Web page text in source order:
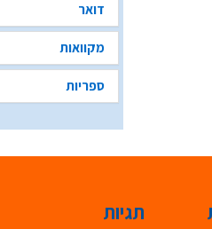
דואר
מקוואות
ספריות
תגיות